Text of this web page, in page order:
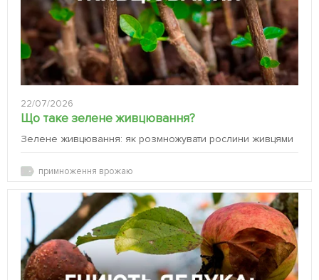
22/07/2026
Що таке зелене живцювання?
Зелене живцювання: як розмножувати рослини живцями
примноження врожаю